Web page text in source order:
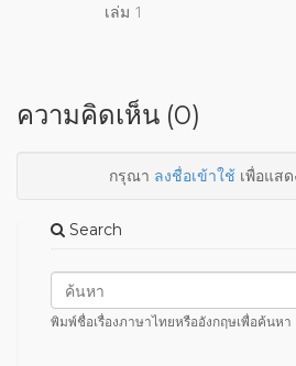
เล่ม 1
ความคิดเห็น (0)
กรุณา ลงชื่อเข้าใช้เพื่อแสด
Search
พิมพ์ชื่อเรื่องภาษาไทยหรืออังกฤษเพื่อค้นหา